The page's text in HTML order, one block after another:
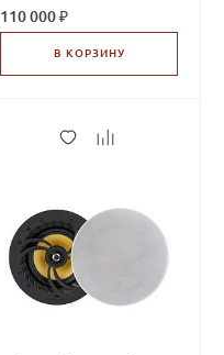
110 000 ₽
В КОРЗИНУ